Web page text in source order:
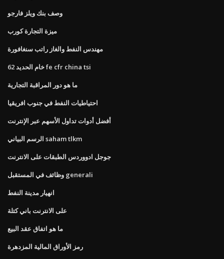
وصف بنك ويلز فارجو
ميزة التجارة كورب
مهندس النفط والغاز راتب سنغافورة
خام الحديد 62 fe cfr china tsi
ما هو دور المراقبة التجارية
احتياطيات النفط في جنوب افريقيا
أفضل أدوات تداول الأسهم عبر الإنترنت
الرسم البياني saham tlkm
جوجل ادووردس الطبقات على الانترنت
وظائف في المستقبل generali
انهيار مدينة النفط
على الانترنت باني كتلة
ما هو اتفاق عقد البيع
رمز الأوراق المالية المزدهرة